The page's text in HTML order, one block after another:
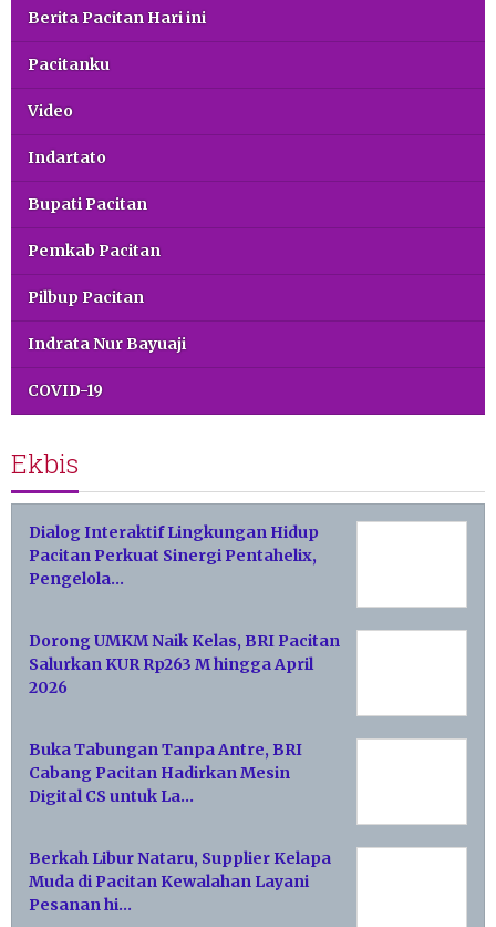
Berita Pacitan Hari ini
Pacitanku
Video
Indartato
Bupati Pacitan
Pemkab Pacitan
Pilbup Pacitan
Indrata Nur Bayuaji
COVID-19
Ekbis
Dialog Interaktif Lingkungan Hidup
Pacitan Perkuat Sinergi Pentahelix,
Pengelola…
Dorong UMKM Naik Kelas, BRI Pacitan
Salurkan KUR Rp263 M hingga April
2026
Buka Tabungan Tanpa Antre, BRI
Cabang Pacitan Hadirkan Mesin
Digital CS untuk La…
Berkah Libur Nataru, Supplier Kelapa
Muda di Pacitan Kewalahan Layani
Pesanan hi…